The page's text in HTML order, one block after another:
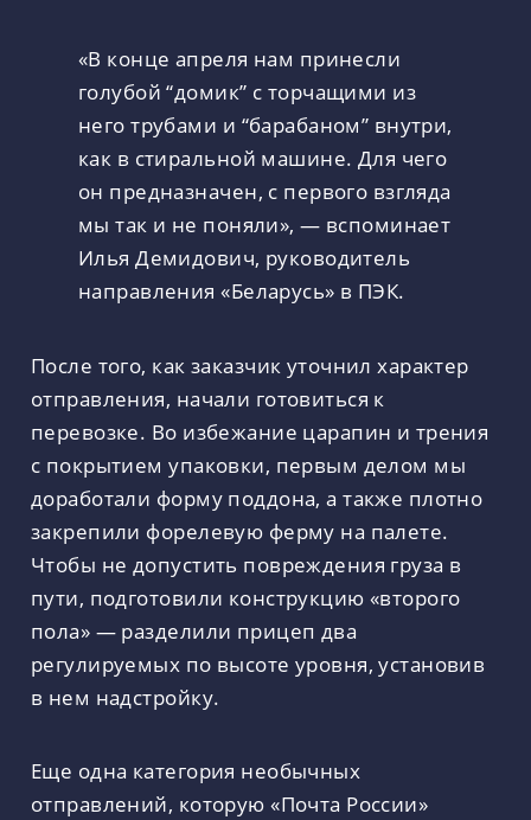
«В конце апреля нам принесли
голубой “домик” с торчащими из
него трубами и “барабаном” внутри,
как в стиральной машине. Для чего
он предназначен, с первого взгляда
мы так и не поняли», — вспоминает
Илья Демидович, руководитель
направления «Беларусь» в ПЭК.
После того, как заказчик уточнил характер
отправления, начали готовиться к
перевозке. Во избежание царапин и трения
с покрытием упаковки, первым делом мы
доработали форму поддона, а также плотно
закрепили форелевую ферму на палете.
Чтобы не допустить повреждения груза в
пути, подготовили конструкцию «второго
пола» — разделили прицеп два
регулируемых по высоте уровня, установив
в нем надстройку.
Еще одна категория необычных
отправлений, которую «Почта России»